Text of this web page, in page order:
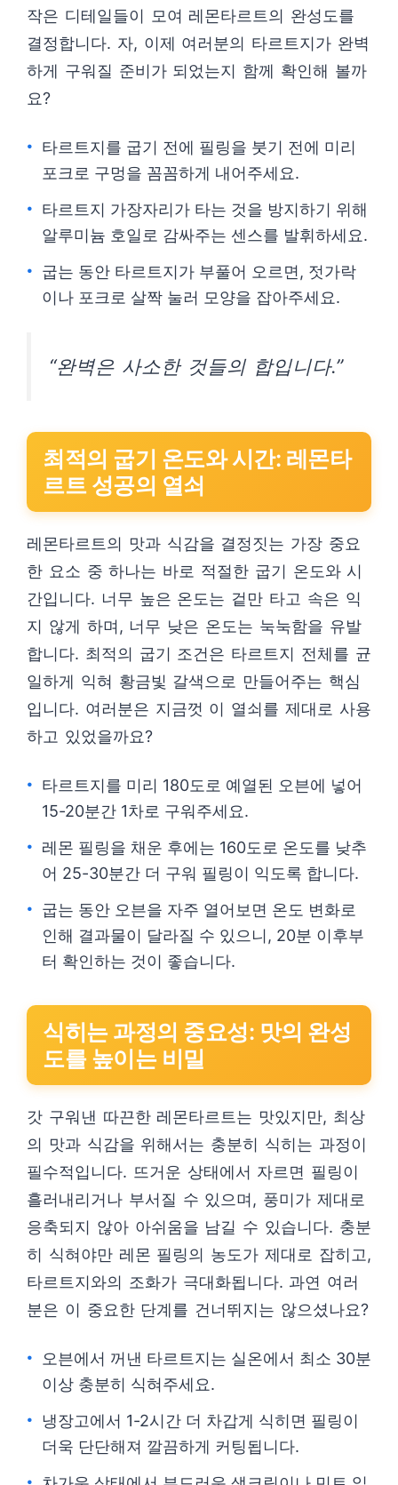
작은 디테일들이 모여 레몬타르트의 완성도를
결정합니다. 자, 이제 여러분의 타르트지가 완벽
하게 구워질 준비가 되었는지 함께 확인해 볼까
요?
타르트지를 굽기 전에 필링을 붓기 전에 미리
포크로 구멍을 꼼꼼하게 내어주세요.
타르트지 가장자리가 타는 것을 방지하기 위해
알루미늄 호일로 감싸주는 센스를 발휘하세요.
굽는 동안 타르트지가 부풀어 오르면, 젓가락
이나 포크로 살짝 눌러 모양을 잡아주세요.
“완벽은 사소한 것들의 합입니다.”
최적의 굽기 온도와 시간: 레몬타
르트 성공의 열쇠
레몬타르트의 맛과 식감을 결정짓는 가장 중요
한 요소 중 하나는 바로 적절한 굽기 온도와 시
간입니다. 너무 높은 온도는 겉만 타고 속은 익
지 않게 하며, 너무 낮은 온도는 눅눅함을 유발
합니다. 최적의 굽기 조건은 타르트지 전체를 균
일하게 익혀 황금빛 갈색으로 만들어주는 핵심
입니다. 여러분은 지금껏 이 열쇠를 제대로 사용
하고 있었을까요?
타르트지를 미리 180도로 예열된 오븐에 넣어
15-20분간 1차로 구워주세요.
레몬 필링을 채운 후에는 160도로 온도를 낮추
어 25-30분간 더 구워 필링이 익도록 합니다.
굽는 동안 오븐을 자주 열어보면 온도 변화로
인해 결과물이 달라질 수 있으니, 20분 이후부
터 확인하는 것이 좋습니다.
식히는 과정의 중요성: 맛의 완성
도를 높이는 비밀
갓 구워낸 따끈한 레몬타르트는 맛있지만, 최상
의 맛과 식감을 위해서는 충분히 식히는 과정이
필수적입니다. 뜨거운 상태에서 자르면 필링이
흘러내리거나 부서질 수 있으며, 풍미가 제대로
응축되지 않아 아쉬움을 남길 수 있습니다. 충분
히 식혀야만 레몬 필링의 농도가 제대로 잡히고,
타르트지와의 조화가 극대화됩니다. 과연 여러
분은 이 중요한 단계를 건너뛰지는 않으셨나요?
오븐에서 꺼낸 타르트지는 실온에서 최소 30분
이상 충분히 식혀주세요.
냉장고에서 1-2시간 더 차갑게 식히면 필링이
더욱 단단해져 깔끔하게 커팅됩니다.